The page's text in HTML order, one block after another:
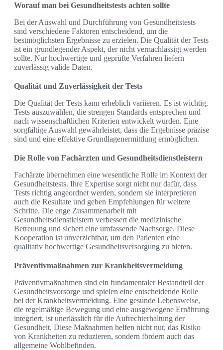
Worauf man bei Gesundheitstests achten sollte
Bei der Auswahl und Durchführung von Gesundheitstests
sind verschiedene Faktoren entscheidend, um die
bestmöglichsten Ergebnisse zu erzielen. Die Qualität der Tests
ist ein grundlegender Aspekt, der nicht vernachlässigt werden
sollte. Nur hochwertige und geprüfte Verfahren liefern
zuverlässig valide Daten.
Qualität und Zuverlässigkeit der Tests
Die Qualität der Tests kann erheblich variieren. Es ist wichtig,
Tests auszuwählen, die strengen Standards entsprechen und
nach wissenschaftlichen Kriterien entwickelt wurden. Eine
sorgfältige Auswahl gewährleistet, dass die Ergebnisse präzise
sind und eine effektive Grundlagenermittlung ermöglichen.
Die Rolle von Fachärzten und Gesundheitsdienstleistern
Fachärzte übernehmen eine wesentliche Rolle im Kontext der
Gesundheitstests. Ihre Expertise sorgt nicht nur dafür, dass
Tests richtig angeordnet werden, sondern sie interpretieren
auch die Resultate und geben Empfehlungen für weitere
Schritte. Die enge Zusammenarbeit mit
Gesundheitsdienstleistern verbessert die medizinische
Betreuung und sichert eine umfassende Nachsorge. Diese
Kooperation ist unverzichtbar, um den Patienten eine
qualitativ hochwertige Gesundheitsversorgung zu bieten.
Präventivmaßnahmen zur Krankheitsvermeidung
Präventivmaßnahmen sind ein fundamentaler Bestandteil der
Gesundheitsvorsorge und spielen eine entscheidende Rolle
bei der Krankheitsvermeidung. Eine gesunde Lebensweise,
die regelmäßige Bewegung und eine ausgewogene Ernährung
integriert, ist unerlässlich für die Aufrechterhaltung der
Gesundheit. Diese Maßnahmen helfen nicht nur, das Risiko
von Krankheiten zu reduzieren, sondern fördern auch das
allgemeine Wohlbefinden.